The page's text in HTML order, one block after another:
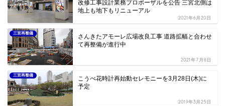
改修工事設計業務プロポーザルを公告 三宮北側は
地上も地下もリニューアル
2021年6月20日
三宮再整備
さんきたアモーレ広場改良工事 道路拡幅と合わせ
て再整備が進行中
2021年7月8日
三宮再整備
こうべ花時計再始動セレモニーを3月28日(木)に
予定
2019年3月25日